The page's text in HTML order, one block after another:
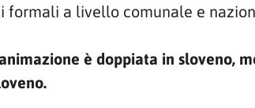
formali a livello comunale e
è doppiata in sloveno,